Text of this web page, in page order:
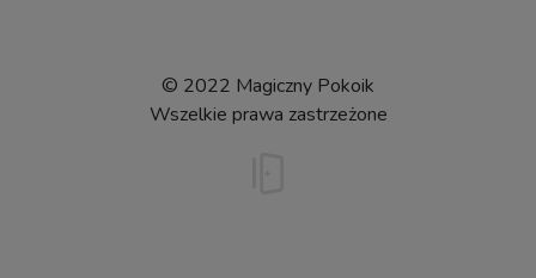
© 2022 Magiczny Pokoik
Wszelkie prawa zastrzeżone